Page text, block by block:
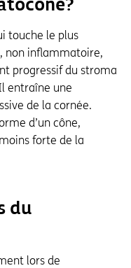
?
touche le plus
non inflammatoire,
progressif du stroma
entraîne une
de la cornée.
d’un cône,
forte de la
du
lors de